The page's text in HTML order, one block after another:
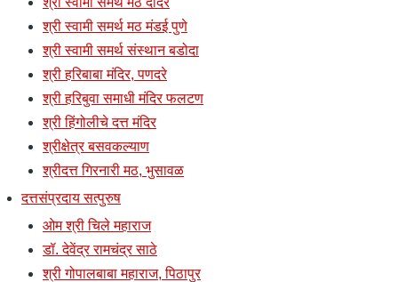
श्री स्वामी समर्थ मठ मंडई पुणे
श्री स्वामी समर्थ संस्थान बडोदा
श्री हरिबाबा मंदिर, पणदरे
श्री हरिबुवा समाधी मंदिर फलटण
श्री हिंगोलीचे दत्त मंदिर
श्रीक्षेत्र बसवकल्याण
श्रीदत्त गिरनारी मठ, भुसावळ
दत्तसंप्रदाय सत्पुरुष
ओम श्री चिले महाराज
डॉ. देवेंद्र रामचंद्र साठे
श्री गोपालबाबा महाराज, पिठापुर